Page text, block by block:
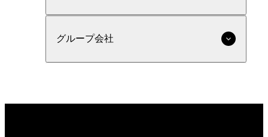
グループ会社